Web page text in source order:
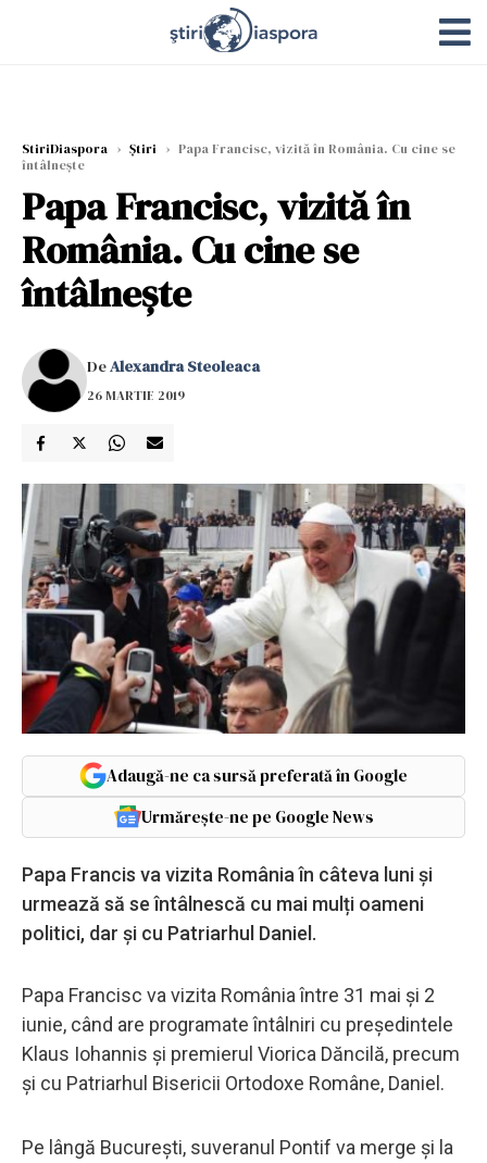
StiriDiaspora › Știri › Papa Francisc, vizită în România. Cu cine se
întâlnește
Papa Francisc, vizită în
România. Cu cine se
întâlnește
DeAlexandra Steoleaca
26 MARTIE 2019
Adaugă-ne ca sursă preferată în Google
Urmărește-ne pe Google News
Papa Francis va vizita România în câteva luni și
urmează să se întâlnescă cu mai mulți oameni
politici, dar și cu Patriarhul Daniel.
Papa Francisc va vizita România între 31 mai şi 2
iunie, când are programate întâlniri cu preşedintele
Klaus Iohannis şi premierul Viorica Dăncilă, precum
şi cu Patriarhul Bisericii Ortodoxe Române, Daniel.
Pe lângă Bucureşti, suveranul Pontif va merge şi la